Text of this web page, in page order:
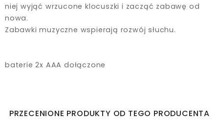
niej wyjąć wrzucone klocuszki i zacząć zabawę od
nowa.
Zabawki muzyczne wspierają rozwój słuchu.
baterie 2x AAA dołączone
PRZECENIONE PRODUKTY OD TEGO PRODUCENTA